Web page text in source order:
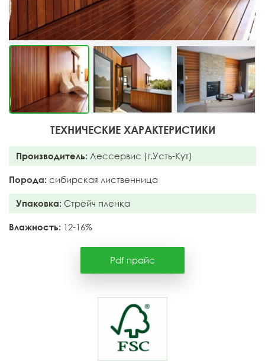
ТЕХНИЧЕСКИЕ ХАРАКТЕРИСТИКИ
Производитель: Лессервис (г.Усть-Кут)
Порода: сибирская лиственница
Упаковка: Стрейч пленка
Влажность: 12-16%
Pdf прайс